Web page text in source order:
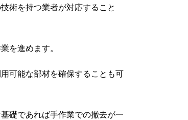
術を持つ業者が対応すること
を進めます。
可能な部材を確保することも可
礎であれば手作業での撤去が一